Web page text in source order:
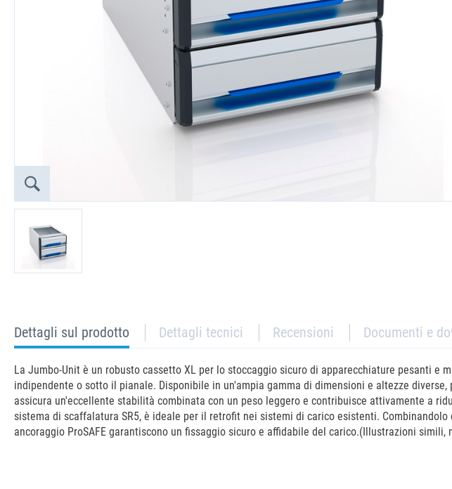
current
tab:
Dettagli sul prodotto Dettagli tecnici Recensioni Documenti e
La Jumbo-Unit è un robusto cassetto XL per lo stoccaggio sicuro di apparecchiature pesanti
indipendente o sotto il pianale. Disponibile in un'ampia gamma di dimensioni e altezze
assicura un'eccellente stabilità combinata con un peso leggero e contribuisce attivamente a
sistema di scaffalatura SR5, è ideale per il retrofit nei sistemi di carico esistenti.
ancoraggio ProSAFE garantiscono un fissaggio sicuro e affidabile del carico.(Illustrazioni